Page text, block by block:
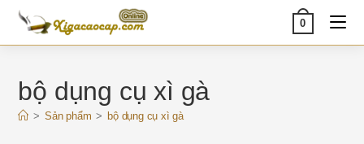
Skip
content
0
bộ dụng cụ xì gà
> Sản phẩm > bộ dụng cụ xì gà